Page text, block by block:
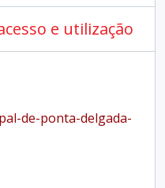
e utilização
de-ponta-delgada-